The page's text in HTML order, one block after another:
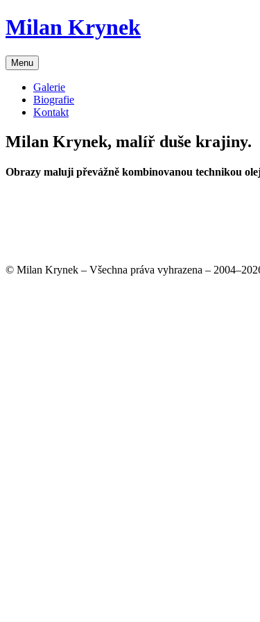
Skip
to
Milan Krynek
Menu
Galerie
Biografie
Kontakt
Milan Krynek, malíř duše krajiny.
Obrazy maluji převážně kombinovanou technikou
© Milan Krynek – Všechna práva vyhrazena –